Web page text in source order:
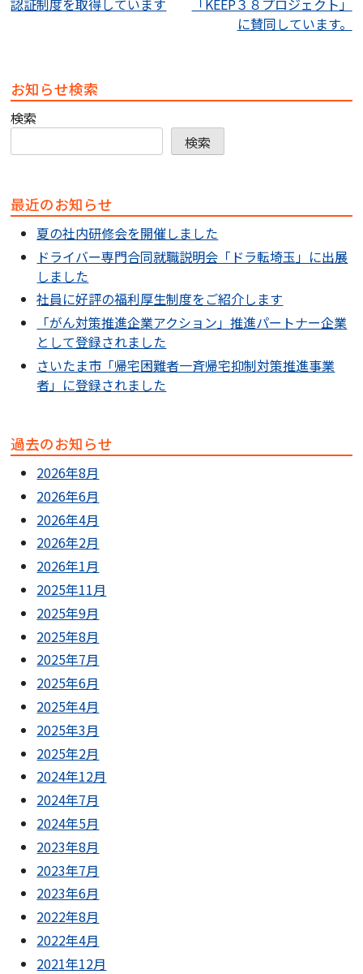
稿
ビ
ゲ
ー
シ
ョ
ン
認証制度を取得しています
「KEEP３８プロジェクト」
に賛同しています。
お知らせ検索
検索
検索
最近のお知らせ
夏の社内研修会を開催しました
ドライバー専門合同就職説明会「ドラ転埼玉」に出展
しました
社員に好評の福利厚生制度をご紹介します
「がん対策推進企業アクション」推進パートナー企業
として登録されました
さいたま市「帰宅困難者一斉帰宅抑制対策推進事業
者」に登録されました
過去のお知らせ
2026年8月
2026年6月
2026年4月
2026年2月
2026年1月
2025年11月
2025年9月
2025年8月
2025年7月
2025年6月
2025年4月
2025年3月
2025年2月
2024年12月
2024年7月
2024年5月
2023年8月
2023年7月
2023年6月
2022年8月
2022年4月
2021年12月